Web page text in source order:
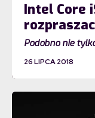
Intel Core
Podobno nie
26 LIPCA 2018